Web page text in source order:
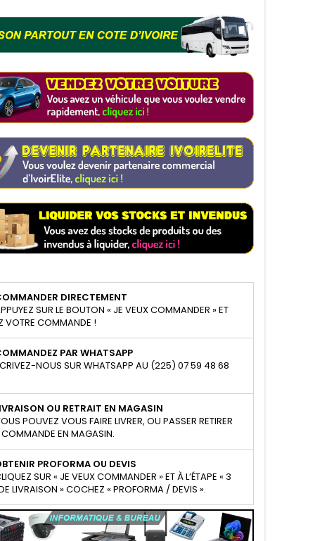
DIRECTEMENT
SUR LE BOUTON « JE VEUX COMMANDER » ET
VOTRE COMMANDE !
PAR WHATSAPP
NOUS SUR WHATSAPP AU (225) 07 59 48 68
OU RETRAIT EN MAGASIN
POUVEZ VOUS FAIRE LIVRER, OU PASSER RETIRER
EN MAGASIN.
PROFORMA OU DEVIS
SUR « JE VEUX COMMANDER » ET À L’ÉTAPE « 3
LIVRAISON » COCHEZ « PROFORMA / DEVIS ».